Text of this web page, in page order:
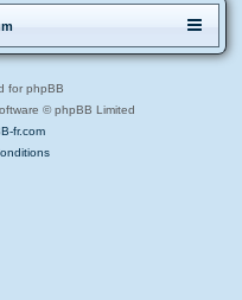
for phpBB
© phpBB Limited
fr.com